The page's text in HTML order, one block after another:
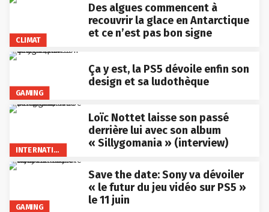
CLIMAT
Des algues commencent à
recouvrir la glace en Antarctique
et ce n’est pas bon signe
GAMING
Ça y est, la PS5 dévoile enfin son
design et sa ludothèque
INTERNATIONAL
Loïc Nottet laisse son passé
derrière lui avec son album
« Sillygomania » (interview)
GAMING
Save the date: Sony va dévoiler
« le futur du jeu vidéo sur PS5 »
le 11 juin